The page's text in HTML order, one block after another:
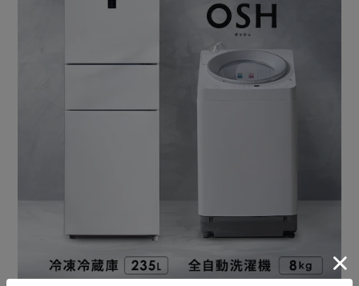
冷蔵室は3つのエリアに分かれていて、食品が探しやすい。
［いつでも清潔ガラス棚］
かさばりがちな野菜などをすっきり収納。
◆使いやすい便利な機能
［タッチパネルで温度調整］
冷蔵室・冷凍室それぞれ、温度調整やモード変更が可能。